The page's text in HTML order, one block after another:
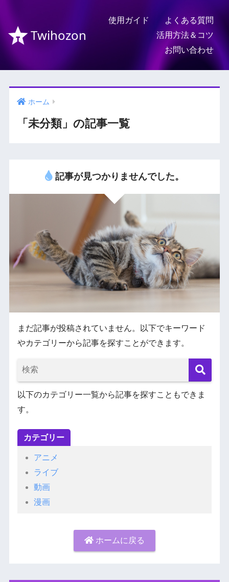
Twihozon
使用ガイド
よくある質問
活用方法＆コツ
お問い合わせ
ホーム
「未分類」の記事一覧
記事が見つかりませんでした。
まだ記事が投稿されていません。以下でキーワード
やカテゴリーから記事を探すことができます。
以下のカテゴリー一覧から記事を探すこともできま
す。
カテゴリー
アニメ
ライブ
動画
漫画
ホームに戻る